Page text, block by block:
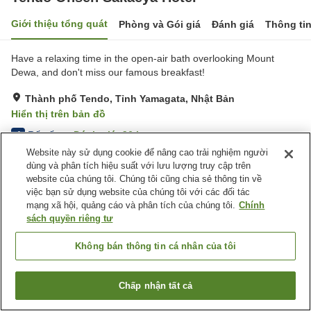
Giới thiệu tổng quát Phòng và Gói giá Đánh giá Thông
Have a relaxing time in the open-air bath overlooking Mount
Dewa, and don't miss our famous breakfast!
Thành phố Tendo, Tỉnh Yamagata, Nhật Bản
Hiển thị trên bản đồ
4 Rất tốt Đánh giá:96lượt
Tiện nghi chỗ nghỉ
Bãi đỗ xe
Spa / Salon
Nhà hàng
Cafe
Nhật Bản Tỉnh Yamagata
Thành phố Tendo
Tendo Onsen Sakaeya Hotel
Tìm phòng trống
Website này sử dụng cookie để nâng cao trải nghiệm người
dùng và phân tích hiệu suất với lưu lượng truy cập trên
website của chúng tôi. Chúng tôi cũng chia sẻ thông tin về
việc bạn sử dụng website của chúng tôi với các đối tác
mạng xã hội, quảng cáo và phân tích của chúng tôi. Chính
sách quyền riêng tư
Không bán thông tin cá nhân của tôi
Chấp nhận tất cả